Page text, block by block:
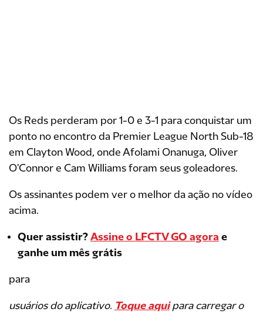
Os Reds perderam por 1-0 e 3-1 para conquistar um
ponto no encontro da Premier League North Sub-18
em Clayton Wood, onde Afolami Onanuga, Oliver
O'Connor e Cam Williams foram seus goleadores.
Os assinantes podem ver o melhor da ação no vídeo
acima.
Quer assistir? Assine o LFCTV GO agora e
ganhe um mês grátis
para
usuários do aplicativo. Toque aqui para carregar o